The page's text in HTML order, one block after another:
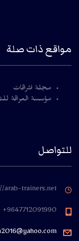
مواقع ذات صلة
مجلة اشراقات
مؤسسة العراقة
للتواصل
arab-trainers.net
9647712091990+